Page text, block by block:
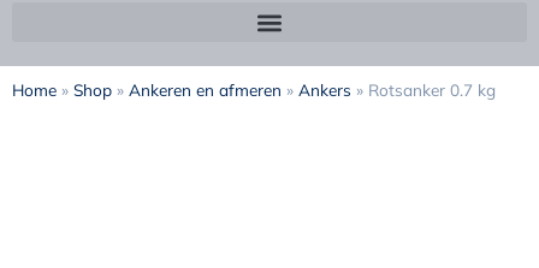
Home » Shop » Ankeren en afmeren » Ankers » Rotsanker 0.7 kg